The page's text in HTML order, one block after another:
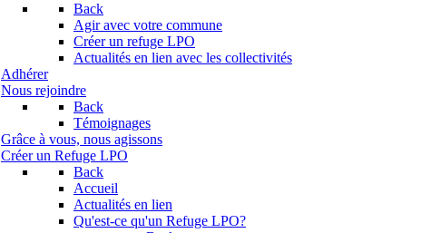
Back
Agir avec votre commune
Créer un refuge LPO
Actualités en lien avec les collectivités
Adhérer
Nous rejoindre
Back
Témoignages
Grâce à vous, nous agissons
Créer un Refuge LPO
Back
Accueil
Actualités en lien
Qu'est-ce qu'un Refuge LPO?